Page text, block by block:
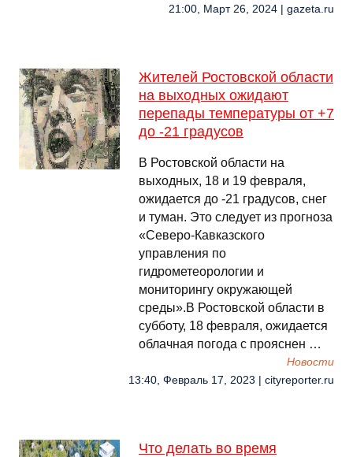
21:00, Март 26, 2024 | gazeta.ru
Жителей Ростовской области
на выходных ожидают
перепады температуры от +7
до -21 градусов
В Ростовской области на
выходных, 18 и 19 февраля,
ожидается до -21 градусов, снег
и туман. Это следует из прогноза
«Северо-Кавказского
управления по
гидрометеорологии и
мониторингу окружающей
среды».В Ростовской области в
субботу, 18 февраля, ожидается
облачная погода с прояснен …
Новости
13:40, Февраль 17, 2023 | cityreporter.ru
Что делать во время